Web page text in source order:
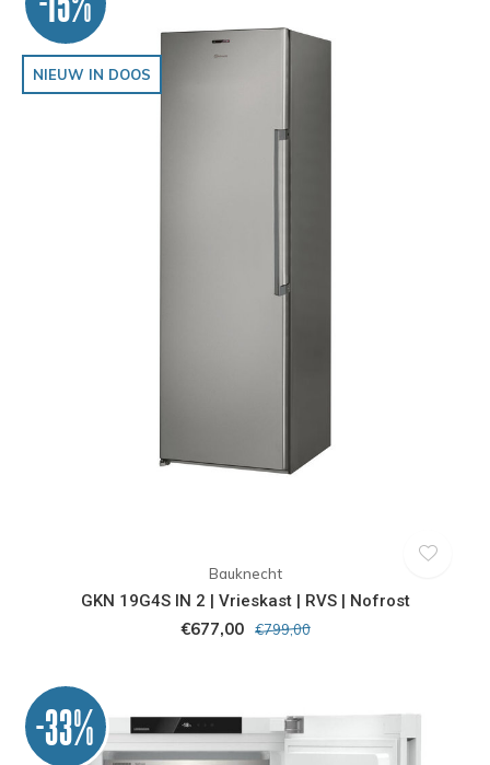
NIEUW IN DOOS
Bauknecht
GKN 19G4S IN 2 | Vrieskast | RVS | Nofrost
€677,00 €799,00
-33%